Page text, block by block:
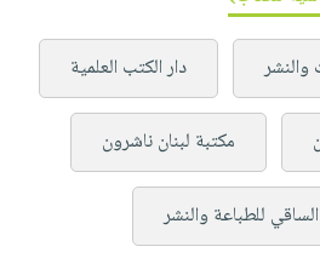
والنشر دار الكتب العلمية
مكتبة لبنان ناشرون
للطباعة والنشر